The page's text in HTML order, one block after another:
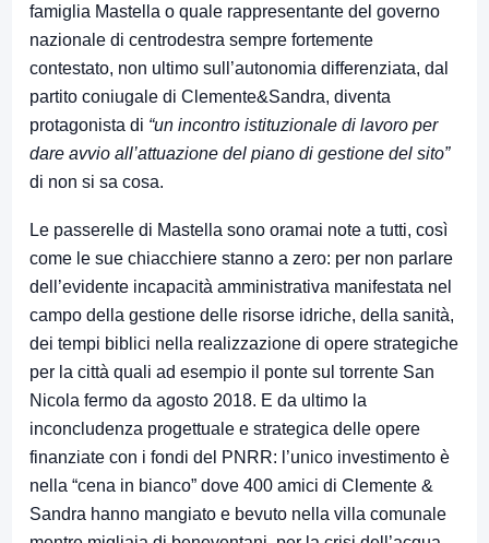
famiglia Mastella o quale rappresentante del governo
nazionale di centrodestra sempre fortemente
contestato, non ultimo sull’autonomia differenziata, dal
partito coniugale di Clemente&Sandra, diventa
protagonista di “un incontro istituzionale di lavoro per
dare avvio all’attuazione del piano di gestione del sito”
di non si sa cosa.
Le passerelle di Mastella sono oramai note a tutti, così
come le sue chiacchiere stanno a zero: per non parlare
dell’evidente incapacità amministrativa manifestata nel
campo della gestione delle risorse idriche, della sanità,
dei tempi biblici nella realizzazione di opere strategiche
per la città quali ad esempio il ponte sul torrente San
Nicola fermo da agosto 2018. E da ultimo la
inconcludenza progettuale e strategica delle opere
finanziate con i fondi del PNRR: l’unico investimento è
nella “cena in bianco” dove 400 amici di Clemente &
Sandra hanno mangiato e bevuto nella villa comunale